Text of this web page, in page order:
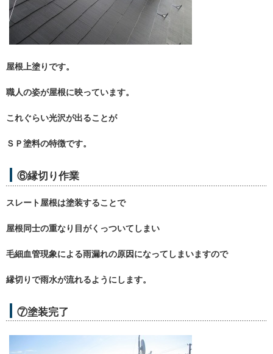
屋根上塗りです。
職人の姿が屋根に映っています。
これぐらい光沢が出ることが
ＳＰ塗料の特徴です。
⑥縁切り作業
スレート屋根は塗装することで
屋根同士の重なり目がくっついてしまい
毛細血管現象による雨漏れの原因になってしまいますので
縁切りで雨水が流れるようにします。
⑦塗装完了